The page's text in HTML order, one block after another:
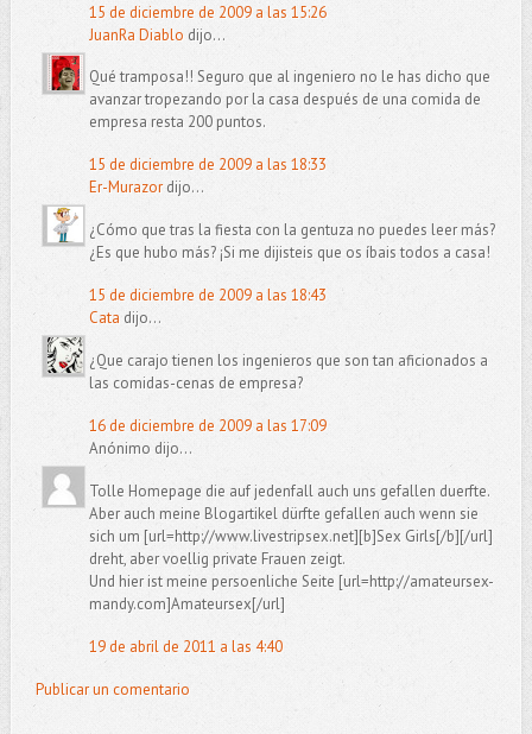
15 de diciembre de 2009 a las 15:26
JuanRa Diablo dijo...
Qué tramposa!! Seguro que al ingeniero no le has dicho que
avanzar tropezando por la casa después de una comida de
empresa resta 200 puntos.
15 de diciembre de 2009 a las 18:33
Er-Murazordijo...
¿Cómo que tras la fiesta con la gentuza no puedes leer más?
¿Es que hubo más? ¡Si me dijisteis que os íbais todos a casa!
15 de diciembre de 2009 a las 18:43
Cata dijo...
¿Que carajo tienen los ingenieros que son tan aficionados a
las comidas-cenas de empresa?
16 de diciembre de 2009 a las 17:09
Anónimo dijo...
Tolle Homepage die auf jedenfall auch uns gefallen duerfte.
Aber auch meine Blogartikel dürfte gefallen auch wenn sie
sich um [url=http://www.livestripsex.net][b]Sex Girls[/b][/url]
dreht, aber voellig private Frauen zeigt.
Und hier ist meine persoenliche Seite [url=http://amateursex-
mandy.com]Amateursex[/url]
19 de abril de 2011 a las 4:40
Publicar un comentario